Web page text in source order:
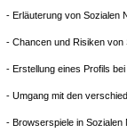
- Erläuterung von Sozialen
- Chancen und Risiken von
- Erstellung eines Profils
- Umgang mit den
- Browserspiele in Sozialen